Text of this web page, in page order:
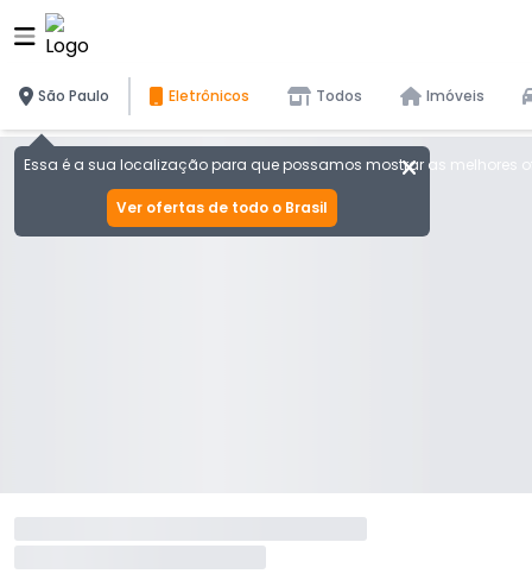
São Paulo
Essa é a sua localização para que possamos mostrar as melhores
Ver ofertas de todo o Brasil
Eletrônicos Todos Imóveis